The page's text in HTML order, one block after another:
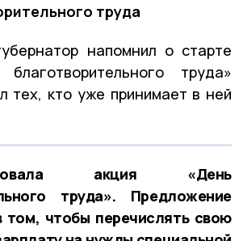
труда
напомнил о старте
труда»
тех, кто уже принимает в ней
акция «День
труда». Предложение
том, чтобы перечислять свою